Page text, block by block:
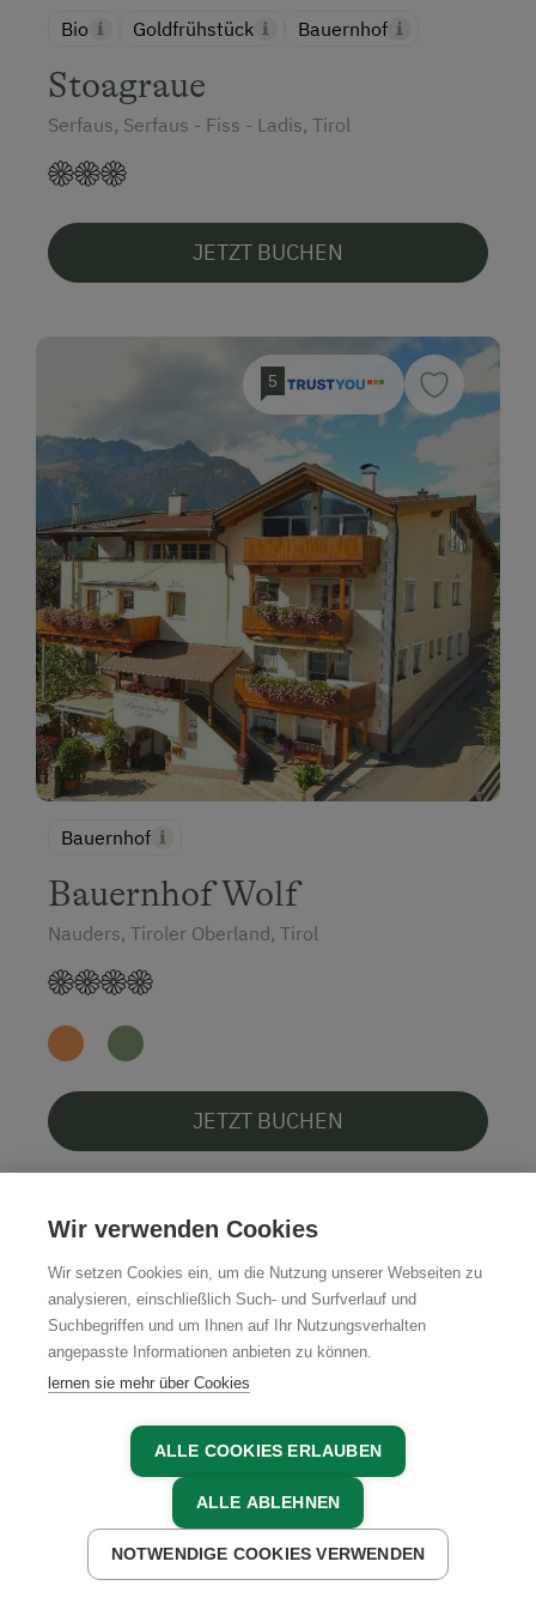
Bio Goldfrühstück Bauernhof
Stoagraue
Serfaus, Serfaus - Fiss - Ladis, Tirol
JETZT BUCHEN
5
Bauernhof
Bauernhof Wolf
Nauders, Tiroler Oberland, Tirol
JETZT BUCHEN
JETZT ANFRAGEN JETZT BUCHEN
Wir verwenden Cookies
Wir setzen Cookies ein, um die Nutzung unserer Webseiten zu
analysieren, einschließlich Such- und Surfverlauf und
Suchbegriffen und um Ihnen auf Ihr Nutzungsverhalten
angepasste Informationen anbieten zu können.
lernen sie mehr über Cookies
ALLE COOKIES ERLAUBEN
ALLE ABLEHNEN
NOTWENDIGE COOKIES VERWENDEN